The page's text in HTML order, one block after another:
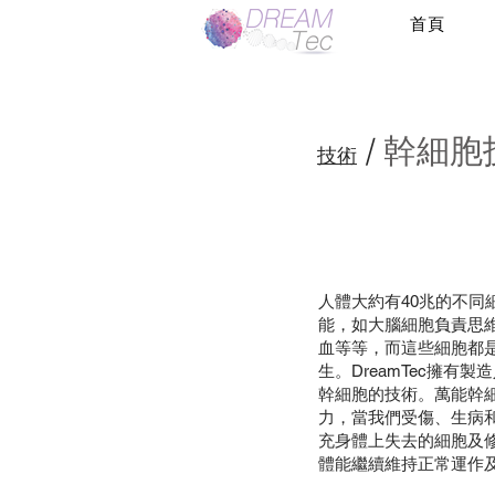
首頁
技術 / 幹細胞
人體大約有40兆的不同
能，如大腦細胞負責思
血等等，而這些細胞都
生。DreamTec擁有製
幹細胞的技術。萬能幹
力，當我們受傷、生病
充身體上失去的細胞及
體能繼續維持正常運作